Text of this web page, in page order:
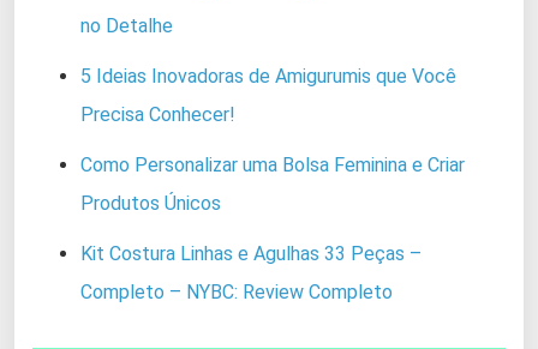
no Detalhe
5 Ideias Inovadoras de Amigurumis que Você
Precisa Conhecer!
Como Personalizar uma Bolsa Feminina e Criar
Produtos Únicos
Kit Costura Linhas e Agulhas 33 Peças –
Completo – NYBC: Review Completo